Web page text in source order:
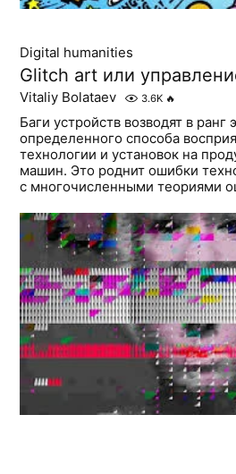
Digital humanities
Glitch art или
Vitaliy Bolataev 3.6K 🔥
Баги устройств возводят в ранг
определенного способа
технологии и установок на
машин. Это роднит ошибки
с многочисленными теориями